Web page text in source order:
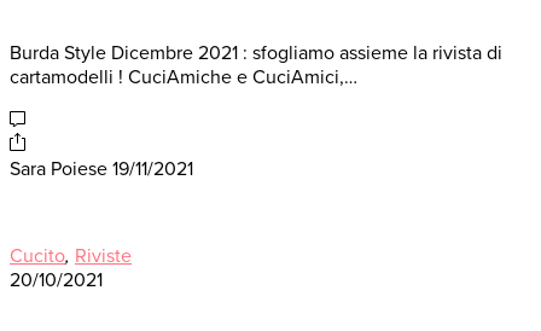
Burda Style Dicembre 2021 : sfogliamo assieme la rivista di
cartamodelli ! CuciAmiche e CuciAmici,…
Sara Poiese 19/11/2021
Cucito, Riviste
20/10/2021